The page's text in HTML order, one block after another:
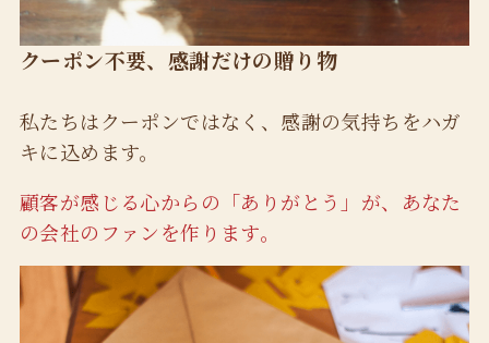
クーポン不要、感謝だけの贈り物
私たちはクーポンではなく、感謝の気持ちをハガ
キに込めます。
顧客が感じる心からの「ありがとう」が、あなた
の会社のファンを作ります。